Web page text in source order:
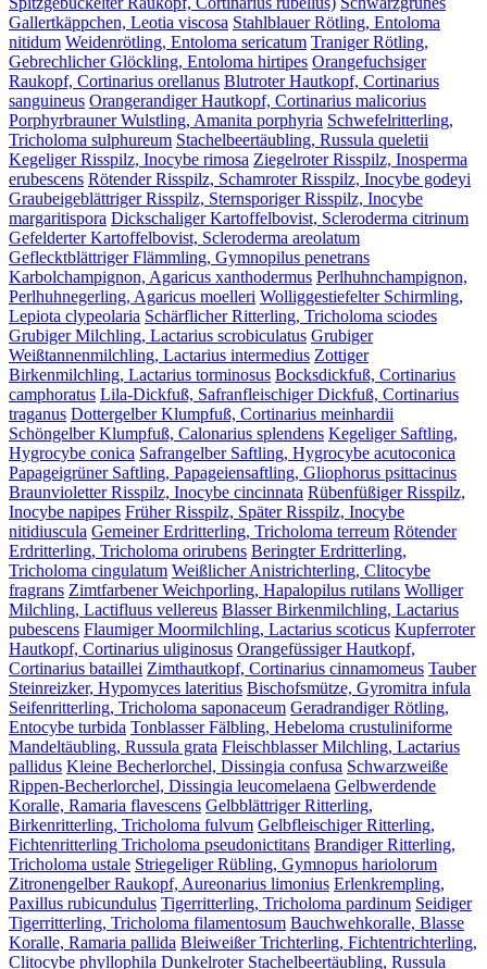
Gallertkäppchen, Leotia viscosa Stahlblauer Rötling, Entoloma
nitidum Weidenrötling, Entoloma sericatum Traniger Rötling,
Gebrechlicher Glöckling, Entoloma hirtipes Orangefuchsiger
Raukopf, Cortinarius orellanus Blutroter Hautkopf, Cortinarius
sanguineus Orangerandiger Hautkopf, Cortinarius malicorius
Porphyrbrauner Wulstling, Amanita porphyria Schwefelritterling,
Tricholoma sulphureum Stachelbeertäubling, Russula queletii
Kegeliger Risspilz, Inocybe rimosa Ziegelroter Risspilz, Inosperma
erubescens Rötender Risspilz, Schamroter Risspilz, Inocybe godeyi
Graubeigeblättriger Risspilz, Sternsporiger Risspilz, Inocybe
margaritispora Dickschaliger Kartoffelbovist, Scleroderma citrinum
Gefelderter Kartoffelbovist, Scleroderma areolatum
Geflecktblättriger Flämmling, Gymnopilus penetrans
Karbolchampignon, Agaricus xanthodermus Perlhuhnchampignon,
Perlhuhnegerling, Agaricus moelleri Wolliggestiefelter Schirmling,
Lepiota clypeolaria Schärflicher Ritterling, Tricholoma sciodes
Grubiger Milchling, Lactarius scrobiculatus Grubiger
Weißtannenmilchling, Lactarius intermedius Zottiger
Birkenmilchling, Lactarius torminosus Bocksdickfuß, Cortinarius
camphoratus Lila-Dickfuß, Safranfleischiger Dickfuß, Cortinarius
traganus Dottergelber Klumpfuß, Cortinarius meinhardii
Schöngelber Klumpfuß, Calonarius splendens Kegeliger Saftling,
Hygrocybe conica Safrangelber Saftling, Hygrocybe acutoconica
Papageigrüner Saftling, Papageiensaftling, Gliophorus psittacinus
Braunvioletter Risspilz, Inocybe cincinnata Rübenfüßiger Risspilz,
Inocybe napipes Früher Risspilz, Später Risspilz, Inocybe
nitidiuscula Gemeiner Erdritterling, Tricholoma terreum Rötender
Erdritterling, Tricholoma orirubens Beringter Erdritterling,
Tricholoma cingulatum Weißlicher Anistrichterling, Clitocybe
fragrans Zimtfarbener Weichporling, Hapalopilus rutilans Wolliger
Milchling, Lactifluus vellereus Blasser Birkenmilchling, Lactarius
pubescens Flaumiger Moormilchling, Lactarius scoticus Kupferroter
Hautkopf, Cortinarius uliginosus Orangefüssiger Hautkopf,
Cortinarius bataillei Zimthautkopf, Cortinarius cinnamomeus Tauber
Steinreizker, Hypomyces lateritius Bischofsmütze, Gyromitra infula
Seifenritterling, Tricholoma saponaceum Geradrandiger Rötling,
Entocybe turbida Tonblasser Fälbling, Hebeloma crustuliniforme
Mandeltäubling, Russula grata Fleischblasser Milchling, Lactarius
pallidus Kleine Becherlorchel, Dissingia confusa Schwarzweiße
Rippen-Becherlorchel, Dissingia leucomelaena Gelbwerdende
Koralle, Ramaria flavescens Gelbblättriger Ritterling,
Birkenritterling, Tricholoma fulvum Gelbfleischiger Ritterling,
Fichtenritterling Tricholoma pseudonictitans Brandiger Ritterling,
Tricholoma ustale Striegeliger Rübling, Gymnopus hariolorum
Zitronengelber Raukopf, Aureonarius limonius Erlenkrempling,
Paxillus rubicundulus Tigerritterling, Tricholoma pardinum Seidiger
Tigerritterling, Tricholoma filamentosum Bauchwehkoralle, Blasse
Koralle, Ramaria pallida Bleiweißer Trichterling, Fichtentrichterling,
Clitocybe phyllophila Dunkelroter Stachelbeertäubling, Russula